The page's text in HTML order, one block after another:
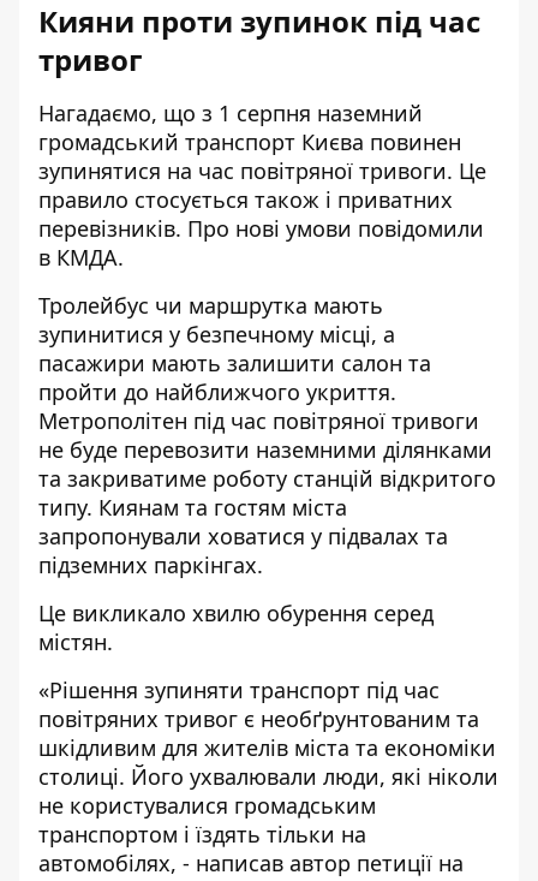
Кияни проти зупинок під час
тривог
Нагадаємо, що з 1 серпня наземний
громадський транспорт Києва повинен
зупинятися на час повітряної тривоги. Це
правило стосується також і приватних
перевізників. Про нові умови повідомили
в КМДА.
Тролейбус чи маршрутка мають
зупинитися у безпечному місці, а
пасажири мають залишити салон та
пройти до найближчого укриття.
Метрополітен під час повітряної тривоги
не буде перевозити наземними ділянками
та закриватиме роботу станцій відкритого
типу. Киянам та гостям міста
запропонували ховатися у підвалах та
підземних паркінгах.
Це викликало хвилю обурення серед
містян.
«Рішення зупиняти транспорт під час
повітряних тривог є необґрунтованим та
шкідливим для жителів міста та економіки
столиці. Його ухвалювали люди, які ніколи
не користувалися громадським
транспортом і їздять тільки на
автомобілях, - написав автор петиції на